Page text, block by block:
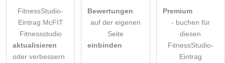
FitnessStudio-
Eintrag McFIT
Fitnessstudio
aktualisieren
oder verbessern
Bewertungen
auf der eigenen
Seite
einbinden
Premium
- buchen für
diesen
FitnessStudio-
Eintrag